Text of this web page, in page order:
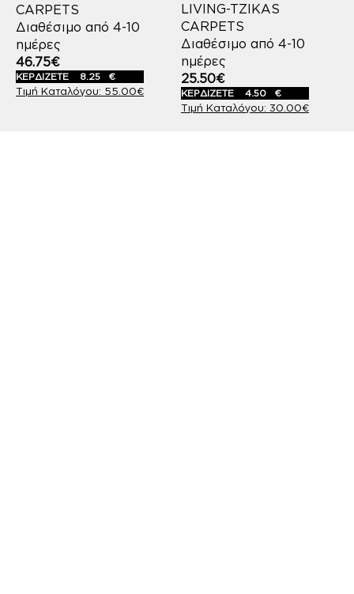
CARPETS
Διαθέσιμο από 4-10
ημέρες
55.00€
46.75€
ΚΕΡΔΙΖΕΤΕ 8.25 €
LIVING-TZIKAS
CARPETS
Διαθέσιμο από 4-10
ημέρες
30.00€
25.50€
ΚΕΡΔΙΖΕΤΕ 4.50 €